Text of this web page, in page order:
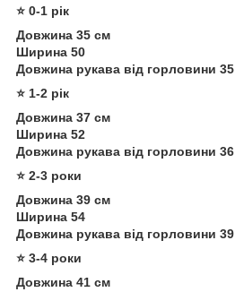
⭐️ 0-1 рік
Довжина 35 см
Ширина 50
Довжина рукава від горловини 35
⭐️ 1-2 рік
Довжина 37 см
Ширина 52
Довжина рукава від горловини 36
⭐️ 2-3 роки
Довжина 39 см
Ширина 54
Довжина рукава від горловини 39
⭐️ 3-4 роки
Довжина 41 см